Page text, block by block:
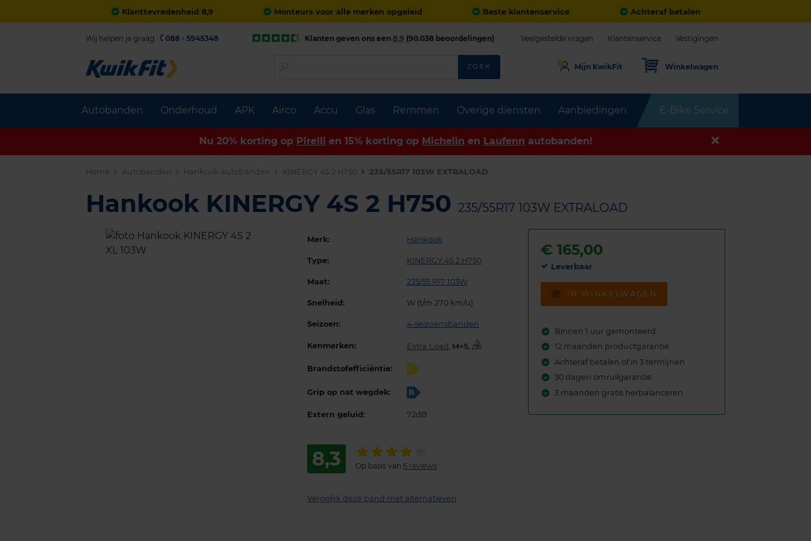
Klanttevredenheid 8,9 Monteurs voor alle merken opgeleid Beste klantenservice Achteraf betalen
Autobanden Onderhoud APK Airco Accu Glas Remmen Overige diensten Aanbiedingen E-Bike Service
Wij helpen je graag. 088 - 5945348 Klanten geven ons een 8,9 (90.038 beoordelingen) Veelgestelde vragen Klantenservice Vestigingen
ZOEK Mijn KwikFit Winkelwagen
Nu 20% korting op Pirelli en 15% korting op Michelin en Laufenn autobanden!
Home Autobanden Hankook autobanden KINERGY 4S 2 H750 235/55R17 103W EXTRALOAD
Hankook KINERGY 4S 2 H750 235/55R17 103W EXTRALOAD
Merk: Hankook
Type: KINERGY 4S 2 H750
Maat: 235/55 R17 103W
Snelheid: W (t/m 270 km/u)
Seizoen: 4-seizoensbanden
Kenmerken: Extra Load , ,
Brandstofefficiëntie: C
Grip op nat wegdek: B
Extern geluid: 72dB
8,3 Op basis van 6 reviews
Vergelijk deze band met alternatieven
€165,00
Leverbaar
IN WINKELWAGEN
Binnen 1 uur gemonteerd
12 maanden productgarantie
Achteraf betalen of in 3 termijnen
30 dagen omruilgarantie
3 maanden gratis herbalanceren